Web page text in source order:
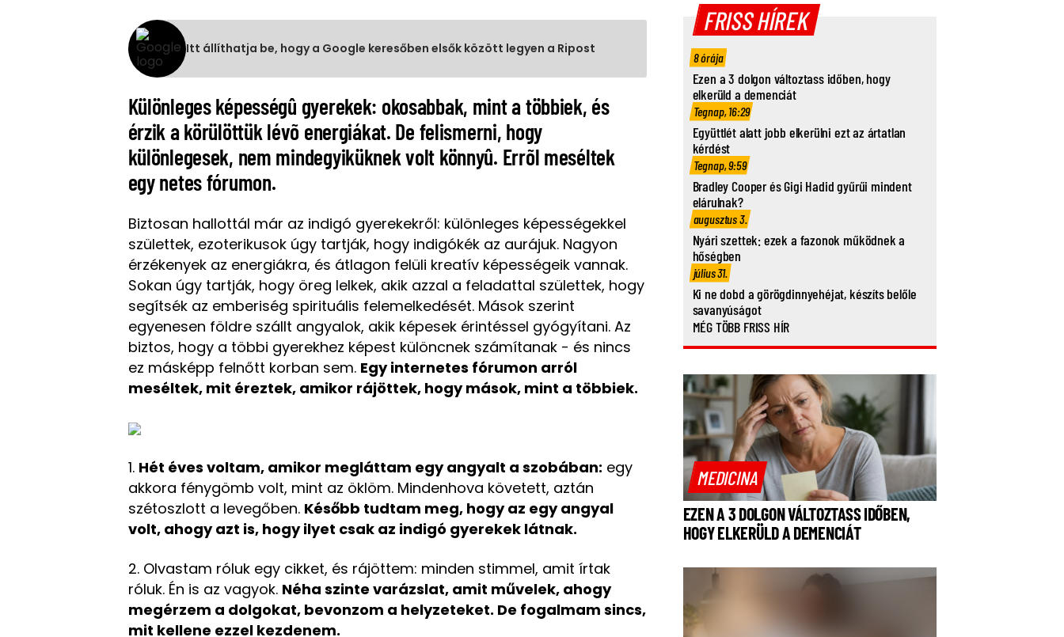
Itt állíthatja be, hogy a Google keresőben elsők között legyen a Ripost
Különleges képességû gyerekek: okosabbak, mint a többiek, és
érzik a körülöttük lévõ energiákat. De felismerni, hogy
különlegesek, nem mindegyiküknek volt könnyû. Errõl meséltek
egy netes fórumon.
Biztosan hallottál már az indigó gyerekekről: különleges képességekkel
születtek, ezoterikusok úgy tartják, hogy indigókék az aurájuk. Nagyon
érzékenyek az energiákra, és átlagon felüli kreatív képességeikvannak.
Sokan úgy tartják, hogy öreg lelkek, akik azzal a feladattal születtek, hogy
segítsék az emberiség spirituális felemelkedését. Mások szerint
egyenesen földre szállt angyalok, akik képesek érintéssel gyógyítani. Az
biztos, hogy a többi gyerekhez képest különcnek számítanak - és nincs
ez másképp felnőtt korban sem. Egy internetes fórumon arról
meséltek, mit éreztek, amikor rájöttek, hogy mások, mint a többiek.
1. Hét éves voltam, amikor megláttam egy angyalt a szobában: egy
akkora fénygömb volt, mint az öklöm. Mindenhova követett, aztán
szétoszlott a levegőben. Később tudtam meg, hogy az egy angyal
volt, ahogy azt is, hogy ilyet csak az indigó gyerekek látnak.
2. Olvastam róluk egy cikket, és rájöttem: minden stimmel, amit írtak
róluk. Én is az vagyok. Néha szinte varázslat, amit művelek, ahogy
megérzem a dolgokat, bevonzom a helyzeteket. De fogalmam sincs,
mit kellene ezzel kezdenem.
FRISS HÍREK
8 órája
Ezen a 3 dolgon változtass időben, hogy
elkerüld a demenciát
Tegnap, 16:29
Együttlét alatt jobb elkerülni ezt az ártatlan
kérdést
Tegnap, 9:59
Bradley Cooper és Gigi Hadid gyűrűi mindent
elárulnak?
augusztus 3.
Nyári szettek: ezek a fazonok működnek a
hőségben
július 31.
Ki ne dobd a görögdinnyehéjat, készíts belőle
savanyúságot
MÉG TÖBB FRISS HÍR
MEDICINA
EZEN A 3 DOLGON VÁLTOZTASS IDŐBEN,
HOGY ELKERÜLD A DEMENCIÁT